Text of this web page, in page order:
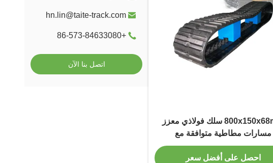
hn.lin@taite-track.com
+86-573-84633080
اتصل بنا الآن
800x150x68mm سلك فولاذي معزز
مسارات مطاطية متوافقة مع
Mitsubishi LD-1000 حامل
احصل على أفضل سعر